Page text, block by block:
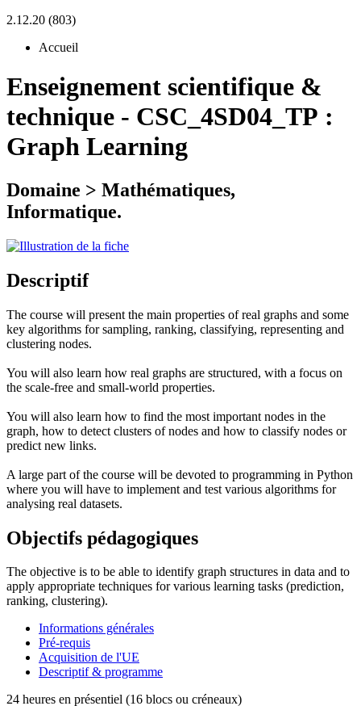
2.12.20 (803)
Accueil
Enseignement scientifique &
technique - CSC_4SD04_TP :
Graph Learning
Domaine > Mathématiques,
Informatique.
Descriptif
The course will present the main properties of real graphs and some
key algorithms for sampling, ranking, classifying, representing and
clustering nodes.
You will also learn how real graphs are structured, with a focus on
the scale-free and small-world properties.
You will also learn how to find the most important nodes in the
graph, how to detect clusters of nodes and how to classify nodes or
predict new links.
A large part of the course will be devoted to programming in Python
where you will have to implement and test various algorithms for
analysing real datasets.
Objectifs pédagogiques
The objective is to be able to identify graph structures in data and to
apply appropriate techniques for various learning tasks (prediction,
ranking, clustering).
Informations générales
Pré-requis
Acquisition de l'UE
Descriptif & programme
24 heures en présentiel (16 blocs ou créneaux)